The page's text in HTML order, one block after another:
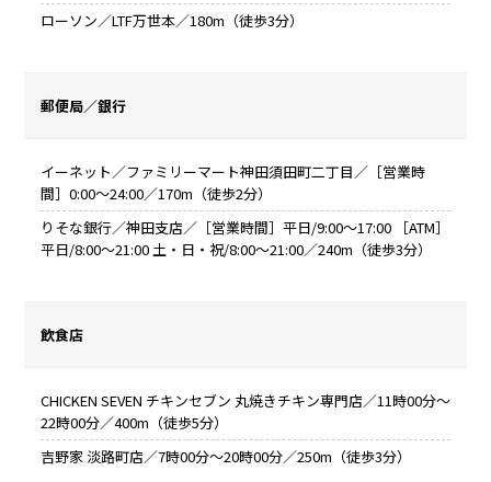
ローソン／LTF万世本／180m（徒歩3分）
郵便局／銀行
イーネット／ファミリーマート神田須田町二丁目／［営業時
間］0:00～24:00／170m（徒歩2分）
りそな銀行／神田支店／［営業時間］平日/9:00～17:00 ［ATM］
平日/8:00～21:00 土・日・祝/8:00～21:00／240m（徒歩3分）
飲食店
CHICKEN SEVEN チキンセブン 丸焼きチキン専門店／11時00分～
22時00分／400m（徒歩5分）
吉野家 淡路町店／7時00分～20時00分／250m（徒歩3分）